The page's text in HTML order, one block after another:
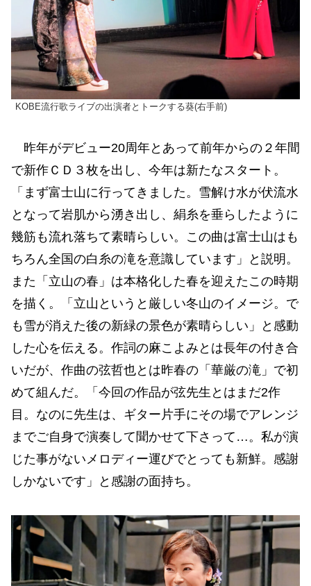
KOBE流行歌ライブの出演者とトークする葵(右手前)
昨年がデビュー20周年とあって前年からの２年間
で新作ＣＤ３枚を出し、今年は新たなスタート。
「まず富士山に行ってきました。雪解け水が伏流水
となって岩肌から湧き出し、絹糸を垂らしたように
幾筋も流れ落ちて素晴らしい。この曲は富士山はも
ちろん全国の白糸の滝を意識しています」と説明。
また「立山の春」は本格化した春を迎えたこの時期
を描く。「立山というと厳しい冬山のイメージ。で
も雪が消えた後の新緑の景色が素晴らしい」と感動
した心を伝える。作詞の麻こよみとは長年の付き合
いだが、作曲の弦哲也とは昨春の「華厳の滝」で初
めて組んだ。「今回の作品が弦先生とはまだ2作
目。なのに先生は、ギター片手にその場でアレンジ
までご自身で演奏して聞かせて下さって…。私が演
じた事がないメロディー運びでとっても新鮮。感謝
しかないです」と感謝の面持ち。